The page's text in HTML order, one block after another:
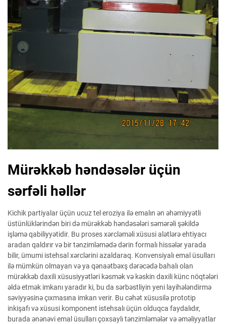
Mürəkkəb həndəsələr üçün
sərfəli həllər
Kichik partiyalar üçün ucuz tel eroziya ilə emalın ən əhəmiyyətli
üstünlüklərindən biri də mürəkkəb həndəsələri səmərəli şəkildə
işləmə qabiliyyətidir. Bu proses xərcləməli xüsusi alətlərə ehtiyacı
aradan qaldırır və bir tənzimləmədə dərin formalı hissələr yarada
bilir, ümumi istehsal xərclərini azaldaraq. Konvensiyalı emal üsulları
ilə mümkün olmayan və ya qənaətbəxş dərəcədə bahalı olan
mürəkkəb daxili xüsusiyyətləri kəsmək və kəskin daxili künc nöqtələri
əldə etmək imkanı yaradır ki, bu da sərbəstliyin yeni layihələndirmə
səviyyəsinə çıxmasına imkan verir. Bu cəhət xüsusilə prototip
inkişafı və xüsusi komponent istehsalı üçün olduqca faydalıdır,
burada ənənəvi emal üsulları çoxsaylı tənzimləmələr və əməliyyatlar